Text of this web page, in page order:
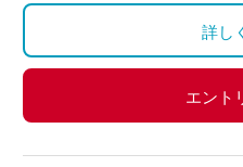
詳し
エント